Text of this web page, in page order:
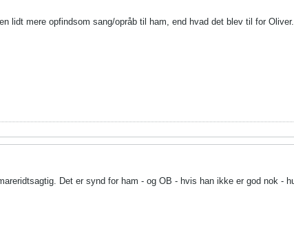
lidt mere opfindsom sang/opråb til ham, end hvad det blev til for
Det er synd for ham - og OB - hvis han ikke er god nok -